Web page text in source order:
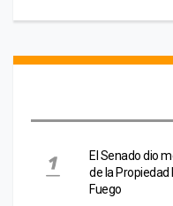
El Senado dio
de la Propiedad
Fuego